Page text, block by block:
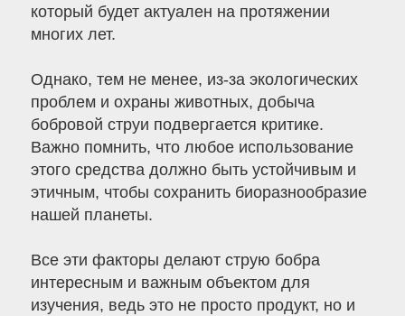
который будет актуален на протяжении
многих лет.
Однако, тем не менее, из-за экологических
проблем и охраны животных, добыча
бобровой струи подвергается критике.
Важно помнить, что любое использование
этого средства должно быть устойчивым и
этичным, чтобы сохранить биоразнообразие
нашей планеты.
Все эти факторы делают струю бобра
интересным и важным объектом для
изучения, ведь это не просто продукт, но и